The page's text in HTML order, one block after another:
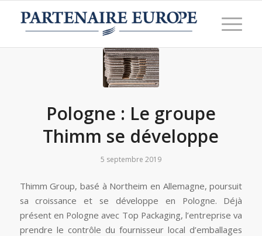
Pologne : Le groupe
Thimm se développe
5 septembre 2019
Thimm Group, basé à Northeim en Allemagne, poursuit
sa croissance et se développe en Pologne. Déjà
présent en Pologne avec Top Packaging, l’entreprise va
prendre le contrôle du fournisseur local d’emballages